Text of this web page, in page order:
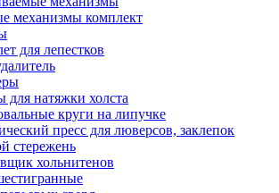
механизмы комплект
для лепестков
натяжки холста
круги на липучке
пресс для люверсов, заклепок
стережень
хольнитенов